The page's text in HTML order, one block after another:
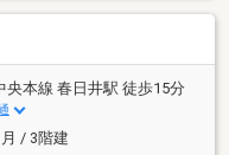
央本線 春日井駅 徒歩15分
/ 3階建